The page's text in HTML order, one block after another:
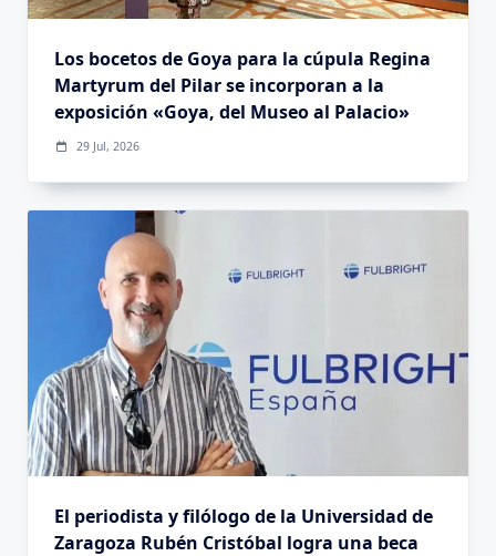
Los bocetos de Goya para la cúpula Regina
Martyrum del Pilar se incorporan a la
exposición «Goya, del Museo al Palacio»
29 Jul, 2026
El periodista y filólogo de la Universidad de
Zaragoza Rubén Cristóbal logra una beca